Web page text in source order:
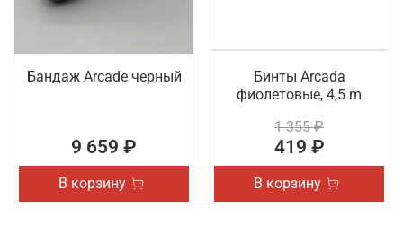
Бандаж Arcade черный
9 659 ₽
В корзину
Бинты Arcada
фиолетовые, 4,5 m
1 355 ₽
419 ₽
В корзину